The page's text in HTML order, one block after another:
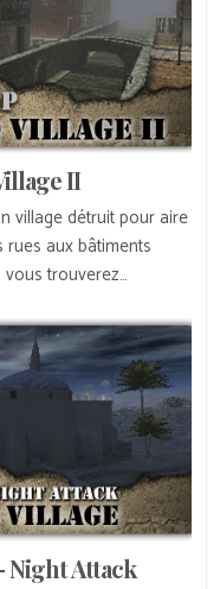
II
village détruit pour aire
aux bâtiments
trouverez…
Night Attack